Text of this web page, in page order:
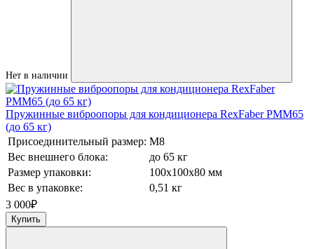
Нет в наличии
Пружинные виброопоры для кондиционера RexFaber PMM65
(до 65 кг)
Присоединительный размер: М8
Вес внешнего блока:
до 65 кг
Размер упаковки:
100х100х80 мм
Вес в упаковке:
0,51 кг
3 000₽
Купить